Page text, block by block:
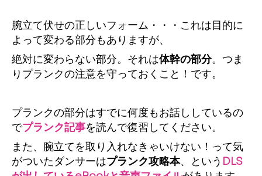
腕立て伏せの正しいフォーム・・・これは目的に
よって変わる部分もありますが、
絶対に変わらない部分。それは体幹の部分。つま
りプランクの注意を守っておくこと！です。
プランクの部分はすでに何度もお話ししているの
でプランク記事を読んで復習してください。
また、腕立てを取り入れなきゃいけない！って気
がついたダンサーはプランク攻略本、という DLS